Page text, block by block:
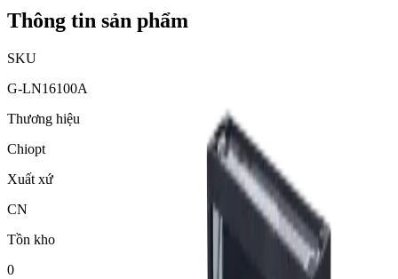
Thông tin sản phẩm
SKU
G-LN16100A
Thương hiệu
Chiopt
Xuất xứ
CN
Tồn kho
0